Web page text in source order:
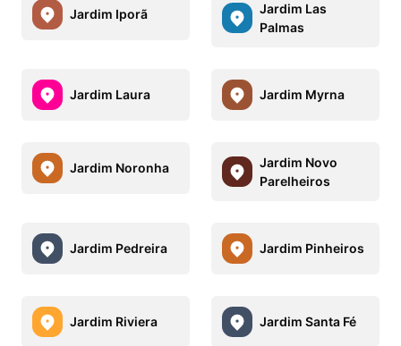
Jardim Iporã
Jardim Las
Palmas
Jardim Laura Jardim Myrna
Jardim Noronha
Jardim Novo
Parelheiros
Jardim Pedreira Jardim Pinheiros
Jardim Riviera Jardim Santa Fé